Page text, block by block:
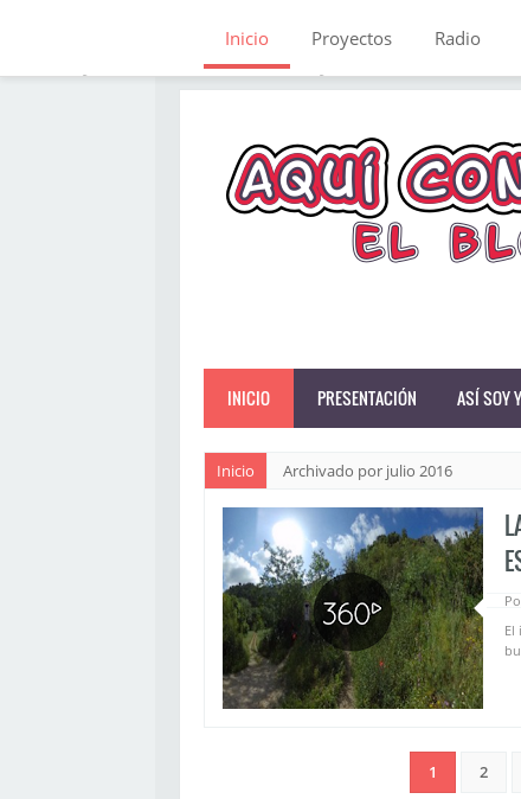
Inicio Proyectos Radio
INICIO PRESENTACIÓN ASÍ SOY
Inicio Archivado por julio 2016
El
1 2